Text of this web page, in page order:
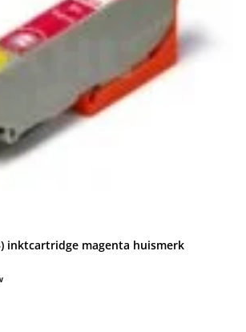
inktcartridge magenta huismerk
inktcartridge magenta huismerk aantal